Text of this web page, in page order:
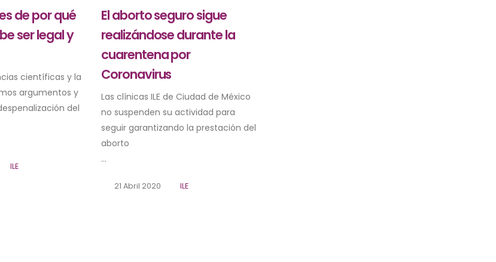
de por qué
ser legal y
científicas y la
argumentos y
del
ILE
El aborto seguro sigue
realizándose durante la
cuarentena por
Coronavirus
Las clínicas ILE de Ciudad de México
no suspenden su actividad para
seguir garantizando la prestación del
aborto
...
21 Abril 2020 ILE